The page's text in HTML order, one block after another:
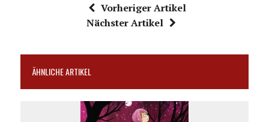
Vorheriger Artikel
Nächster Artikel
ÄHNLICHE ARTIKEL